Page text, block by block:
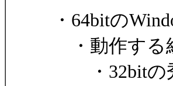
・64bitの
・動作する
・32bitの秀